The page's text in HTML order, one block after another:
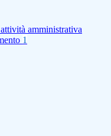
amministrativa
1